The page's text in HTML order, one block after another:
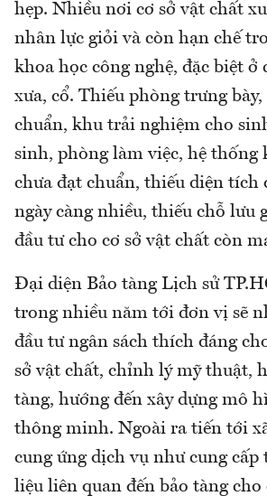
hẹp. Nhiều nơi cơ sở vật chất
nhân lực giỏi và còn hạn chế
khoa học công nghệ, đặc biệt ở
xưa, cổ. Thiếu phòng trưng
chuẩn, khu trải nghiệm cho
sinh, phòng làm việc, hệ thống
chưa đạt chuẩn, thiếu diện tích
ngày càng nhiều, thiếu chỗ lưu
đầu tư cho cơ sở vật chất còn
Đại diện Bảo tàng Lịch sử
trong nhiều năm tới đơn vị sẽ
đầu tư ngân sách thích đáng
sở vật chất, chỉnh lý mỹ thuật,
tàng, hướng đến xây dựng mô
thông minh. Ngoài ra tiến tới
cung ứng dịch vụ như cung
liệu liên quan đến bảo tàng cho